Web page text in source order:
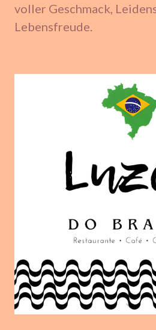
voller Geschmack,
Lebensfreude.